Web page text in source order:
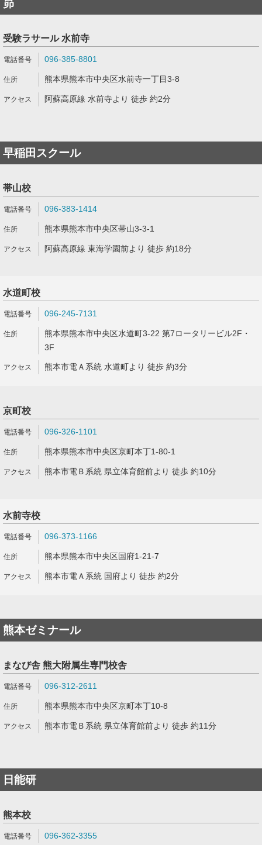
昴
受験ラサール 水前寺
096-385-8801
熊本県熊本市中央区水前寺一丁目3-8
阿蘇高原線 水前寺より 徒歩 約2分
早稲田スクール
帯山校
096-383-1414
熊本県熊本市中央区帯山3-3-1
阿蘇高原線 東海学園前より 徒歩 約18分
水道町校
096-245-7131
熊本県熊本市中央区水道町3-22 第7ロータリービル2F・
3F
熊本市電Ａ系統 水道町より 徒歩 約3分
京町校
096-326-1101
熊本県熊本市中央区京町本丁1-80-1
熊本市電Ｂ系統 県立体育館前より 徒歩 約10分
水前寺校
096-373-1166
熊本県熊本市中央区国府1-21-7
熊本市電Ａ系統 国府より 徒歩 約2分
熊本ゼミナール
まなび舎 熊大附属生専門校舎
096-312-2611
熊本県熊本市中央区京町本丁10-8
熊本市電Ｂ系統 県立体育館前より 徒歩 約11分
日能研
熊本校
096-362-3355